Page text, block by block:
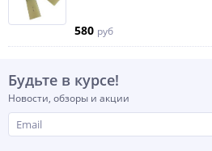
580 руб
Будьте в курсе!
Новости, обзоры и акции